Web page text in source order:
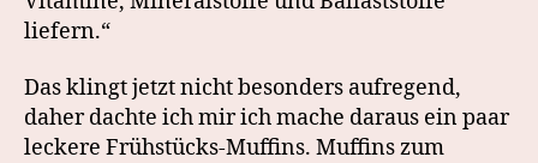
liefern.“
Das klingt jetzt nicht besonders aufregend,
daher dachte ich mir ich mache daraus ein paar
leckere Frühstücks-Muffins. Muffins zum